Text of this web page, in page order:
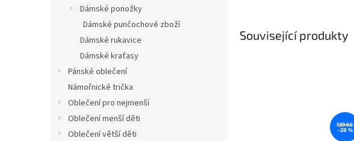
Dámské ponožky
Dámské punčochové zboží
Dámské rukavice
Dámské kraťasy
Pánské oblečení
Námořnické trička
Oblečení pro nejmenší
Oblečení menší děti
Oblečení větší děti
Související produkty
139 Kč
–28 %